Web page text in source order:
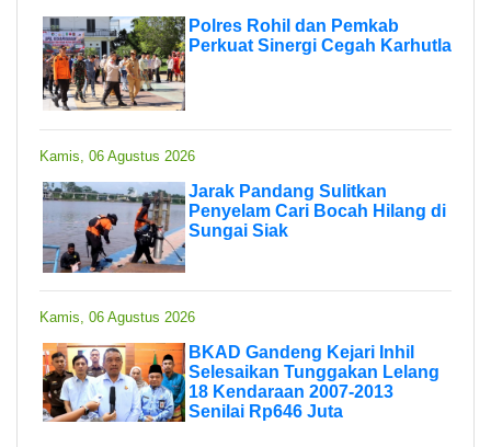
Polres Rohil dan Pemkab
Perkuat Sinergi Cegah Karhutla
Kamis, 06 Agustus 2026
Jarak Pandang Sulitkan
Penyelam Cari Bocah Hilang di
Sungai Siak
Kamis, 06 Agustus 2026
BKAD Gandeng Kejari Inhil
Selesaikan Tunggakan Lelang
18 Kendaraan 2007-2013
Senilai Rp646 Juta